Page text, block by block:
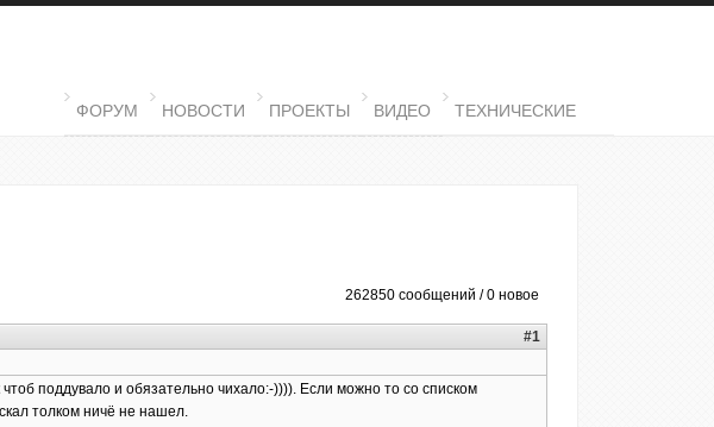
MAIN MENU
ФОРУМ НОВОСТИ ПРОЕКТЫ ВИДЕО ТЕХНИЧЕСКИЕ
262850 сообщений / 0 новое
#1
поддувало и обязательно чихало:-)))). Если можно то со списком
толком ничё не нашел.